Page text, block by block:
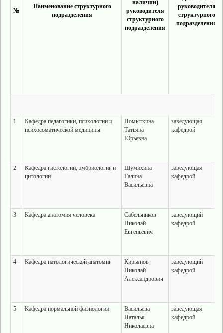
№
Наименование структурного
подразделения
наличии)
руководителя
структурного
подразделения
руководителя
структурного
подразделения
1
Кафедра педагогики, психологии и
психосоматической медицины
Помыткина
Татьяна
Юрьевна
заведующая
кафедрой
2
Кафедра гистологии, эмбриологии и
цитологии
Шумихина
Галина
Васильевна
заведующая
кафедрой
3 Кафедра анатомия человека
Сабельников
Николай
Евгеньевич
заведующий
кафедрой
4 Кафедра патологической анатомии
Кирьянов
Николай
Александрович
заведующий
кафедрой
5 Кафедра нормальной физиологии
Васильева
Наталья
Николаевна
заведующая
кафедрой